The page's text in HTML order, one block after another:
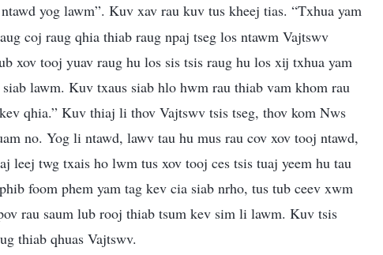
yog lawm”. Kuv xav rau kuv tus kheej tias. “Txhua yam
coj raug qhia thiab raug npaj tseg los ntawm Vajtswv
xov tooj yuav raug hu los sis tsis raug hu los xij txhua yam
lawm. Kuv txaus siab hlo hwm rau thiab vam khom rau
qhia.” Kuv thiaj li thov Vajtswv tsis tseg, thov kom Nws
no. Yog li ntawd, lawv tau hu mus rau cov xov tooj ntawd,
leej twg txais ho lwm tus xov tooj ces tsis tuaj yeem hu tau
foom phem yam tag kev cia siab nrho, tus tub ceev xwm
rau saum lub rooj thiab tsum kev sim li lawm. Kuv tsis
thiab qhuas Vajtswv.